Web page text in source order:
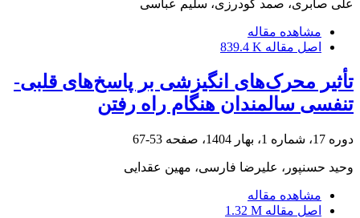
علی صابری، صمد گودرزی، سلیم عباسی
مشاهده مقاله
اصل مقاله 839.4 K
تأثیر محرک‌های انگیزشی بر پاسخ‌های قلبی-
تنفسی سالمندان هنگام راه رفتن
دوره 17، شماره 1، بهار 1404، صفحه 53-67
وحید حسنپور، علیرضا فارسی، مهین عقدایی
مشاهده مقاله
اصل مقاله 1.32 M